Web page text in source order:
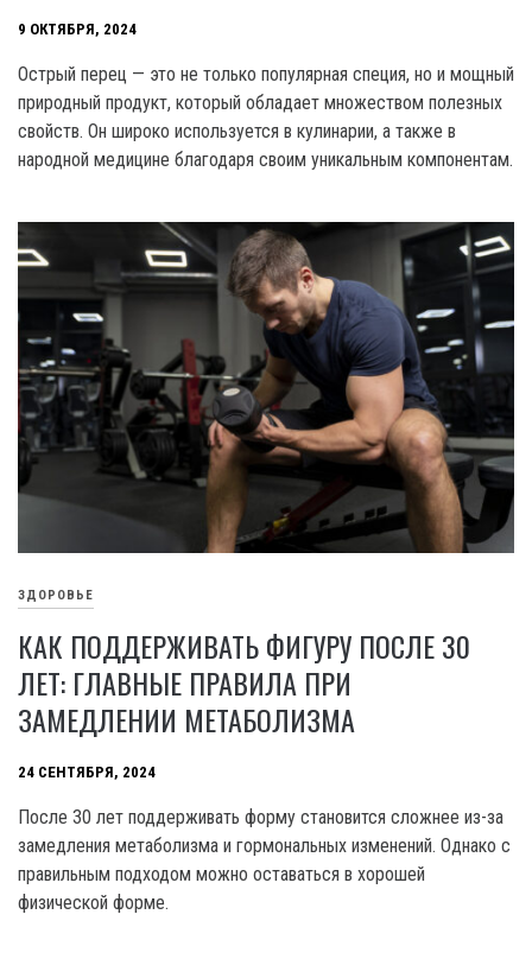
9 ОКТЯБРЯ, 2024
Острый перец — это не только популярная специя, но и мощный
природный продукт, который обладает множеством полезных
свойств. Он широко используется в кулинарии, а также в
народной медицине благодаря своим уникальным компонентам.
ЗДОРОВЬЕ
КАК ПОДДЕРЖИВАТЬ ФИГУРУ ПОСЛЕ 30
ЛЕТ: ГЛАВНЫЕ ПРАВИЛА ПРИ
ЗАМЕДЛЕНИИ МЕТАБОЛИЗМА
24 СЕНТЯБРЯ, 2024
После 30 лет поддерживать форму становится сложнее из-за
замедления метаболизма и гормональных изменений. Однако с
правильным подходом можно оставаться в хорошей
физической форме.